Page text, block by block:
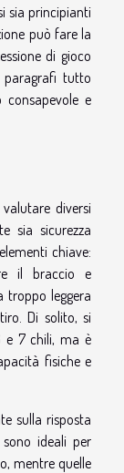
sia principianti
può fare la
di gioco
paragrafi tutto
e
diversi
sia sicurezza
chiave:
il braccio e
troppo leggera
Di solito, si
e 7 chili, ma è
fisiche e
sulla risposta
ideali per
mentre quelle